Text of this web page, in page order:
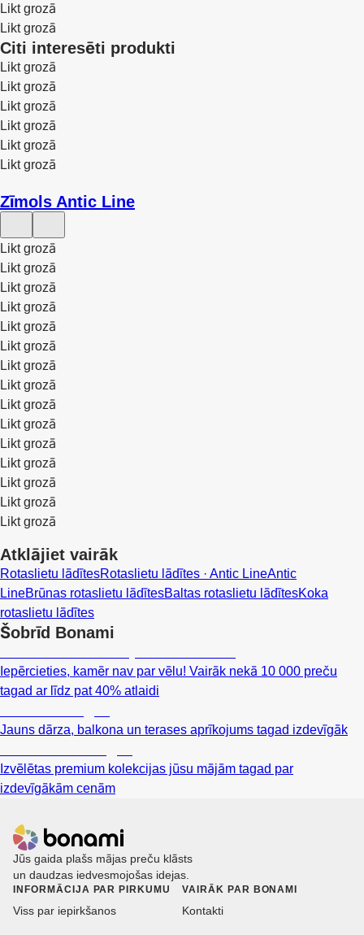
Likt grozā
Likt grozā
Citi interesēti produkti
Likt grozā
Likt grozā
Likt grozā
Likt grozā
Likt grozā
Likt grozā
Zīmols Antic Line
Likt grozā
Likt grozā
Likt grozā
Likt grozā
Likt grozā
Likt grozā
Likt grozā
Likt grozā
Likt grozā
Likt grozā
Likt grozā
Likt grozā
Likt grozā
Likt grozā
Likt grozā
Atklājiet vairāk
Rotaslietu lādītesRotaslietu lādītes · Antic LineAntic
LineBrūnas rotaslietu lādītesBaltas rotaslietu lādītesKoka
rotaslietu lādītes
Šobrīd Bonami
Iepērcieties, kamēr nav par vēlu! Vairāk nekā 10 000 preču
tagad ar līdz pat 40% atlaidi
Jauns dārza, balkona un terases aprīkojums tagad izdevīgāk
Izvēlētas premium kolekcijas jūsu mājām tagad par
izdevīgākām cenām
Jūs gaida plašs mājas preču klāsts
un daudzas iedvesmojošas idejas.
INFORMĀCIJA PAR PIRKUMU
Viss par iepirkšanos
VAIRĀK PAR BONAMI
Kontakti